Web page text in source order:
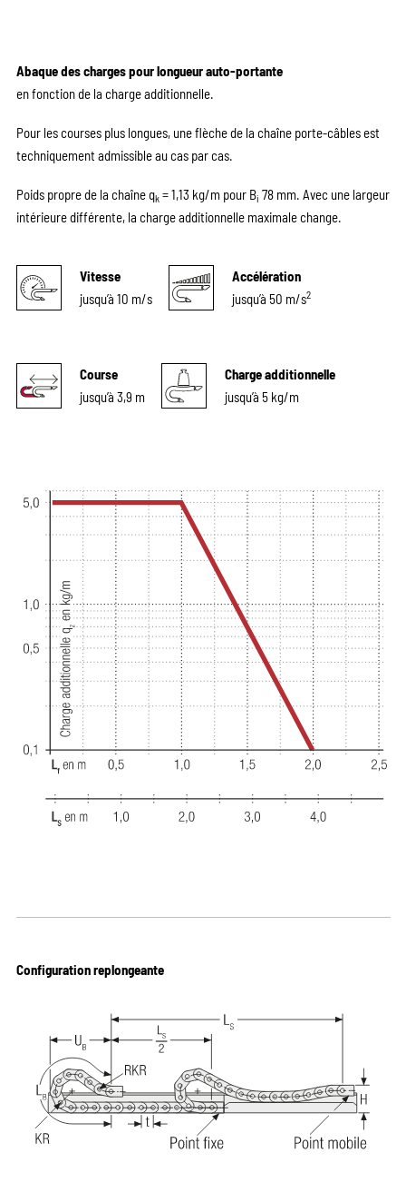
Abaque des charges pour longueur auto-portante
en fonction de la charge additionnelle.
Pour les courses plus longues, une flèche de la chaîne porte-câbles est
techniquement admissible au cas par cas.
Poids propre de la chaîne qk= 1,13 kg/m pour Bi 78 mm. Avec une largeur
intérieure différente, la charge additionnelle maximale change.
Vitesse
jusqu’à 10 m/s
Accélération
jusqu’à 50 m/s2
Course
jusqu’à 3,9 m
Charge additionnelle
jusqu’à 5 kg/m
Configuration replongeante